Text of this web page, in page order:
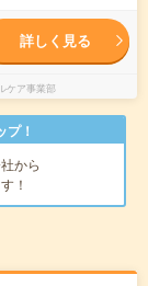
詳しく見る
ケア事業部
！
から
！